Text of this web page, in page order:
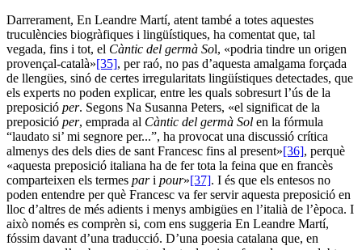
Darrerament, En Leandre Martí, atent també a totes aquestes
truculències biogràfiques i lingüístiques, ha comentat que, tal
vegada, fins i tot, el Càntic del germà Sol, «podria tindre un origen
provençal-català»[35], per raó, no pas d’aquesta amalgama forçada
de llengües, sinó de certes irregularitats lingüístiques detectades, que
els experts no poden explicar, entre les quals sobresurt l’ús de la
preposició per. Segons Na Susanna Peters, «el significat de la
preposició per, emprada al Càntic del germà Sol en la fórmula
“laudato si’ mi segnore per...”, ha provocat una discussió crítica
almenys des dels dies de sant Francesc fins al present»[36], perquè
«aquesta preposició italiana ha de fer tota la feina que en francès
comparteixen els termes pari pour»[37]. I és que els entesos no
poden entendre per què Francesc va fer servir aquesta preposició en
lloc d’altres de més adients i menys ambigües en l’italià de l’època. I
això només es comprèn si, com ens suggeria En Leandre Martí,
fóssim davant d’una traducció. D’una poesia catalana que, en